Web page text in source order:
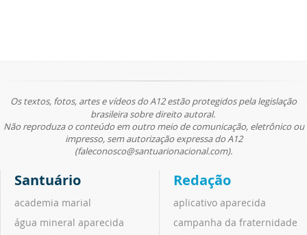
Os textos, fotos, artes e vídeos do A12 estão protegidos pela legislação
brasileira sobre direito autoral.
Não reproduza o conteúdo em outro meio de comunicação, eletrônico ou
impresso, sem autorização expressa do A12
(faleconosco@santuarionacional.com).
Santuário
academia marial
água mineral aparecida
Redação
aplicativo aparecida
campanha da fraternidade